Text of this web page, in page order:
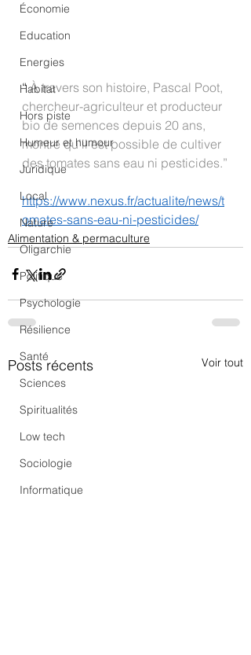
Économie
Education
Energies
Habitat
Hors piste
Humeur et humour
Juridique
Local
Nature
Oligarchie
Politique
Psychologie
Résilience
Santé
Sciences
Spiritualités
Low tech
Sociologie
Informatique
“ À travers son histoire, Pascal Poot,
chercheur-agriculteur et producteur
bio de semences depuis 20 ans,
montre qu’il est possible de cultiver
des tomates sans eau ni pesticides.”
https://www.nexus.fr/actualite/news/t
omates-sans-eau-ni-pesticides/
Alimentation & permaculture
Posts récents Voir tout